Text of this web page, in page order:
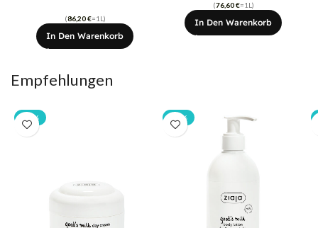
(86,20€=1L)
In Den Warenkorb
(76,60€=1L)
In Den Warenkorb
Empfehlungen
-20% -20%